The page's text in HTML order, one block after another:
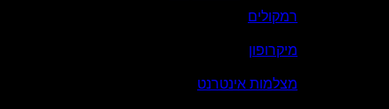
רמקולים
מיקרופון
מצלמות אינטרנט